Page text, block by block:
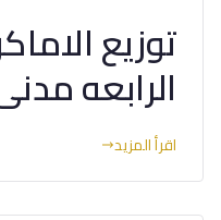
توزيع
الرابعه
اقرأ المزيد